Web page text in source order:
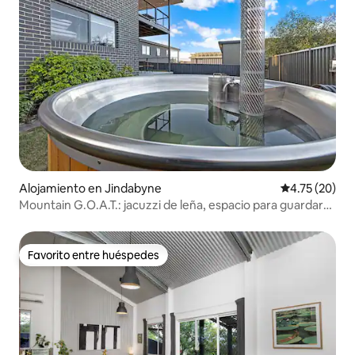
Alojamiento en Jindabyne Calificación
4.75 (20)
Mountain G.O.A.T.: jacuzzi de leña, espacio para guardar
Favorito entre huéspedes
Favorito entre huéspedes